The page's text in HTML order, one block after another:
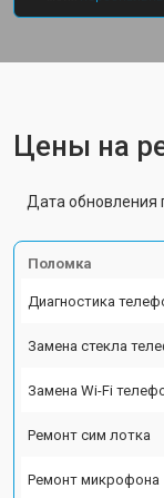
Цены на
Дата обновления
Поломка
Диагностика
Замена стекла
Замена Wi-Fi
Ремонт сим лотка
Ремонт микрофона